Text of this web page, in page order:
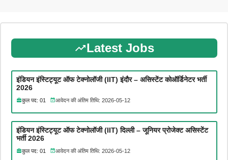
Latest Jobs
इंडियन इंस्टिट्यूट ऑफ टेक्नोलॉजी (IIT) इंदौर – असिस्टेंट कोऑर्डिनेटर भर्ती
2026
कुल पद: 01 आवेदन की अंतिम तिथि: 2026-05-12
इंडियन इंस्टिट्यूट ऑफ टेक्नोलॉजी (IIT) दिल्ली – जूनियर प्रोजेक्ट असिस्टेंट
भर्ती 2026
कुल पद: 01 आवेदन की अंतिम तिथि: 2026-05-12